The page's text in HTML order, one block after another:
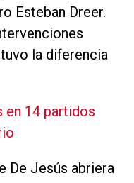
Esteban Dreer.
la diferencia
en 14 partidos
De Jesús abriera